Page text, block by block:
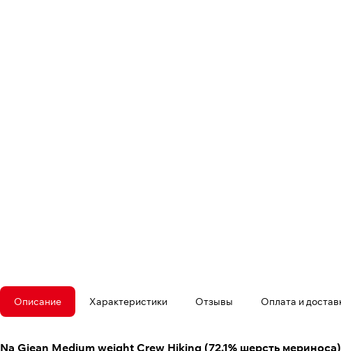
Описание Характеристики Отзывы Оплата и
Na Giean Medium weight Crew Hiking (72,1% шерсть мериноса)